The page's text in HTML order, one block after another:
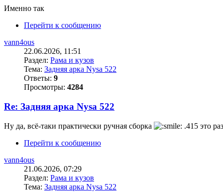
Именно так
Перейти к сообщению
vann4ous
22.06.2026, 11:51
Раздел: Рама и кузов
Тема: Задняя арка Nysa 522
Ответы: 9
Просмотры: 4284
Re: Задняя арка Nysa 522
Ну да, всё-таки практически ручная сборка
.415 это
Перейти к сообщению
vann4ous
21.06.2026, 07:29
Раздел: Рама и кузов
Тема: Задняя арка Nysa 522